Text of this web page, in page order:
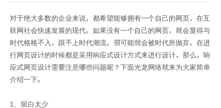
对于绝大多数的企业来说，都希望能够拥有一个自己的网页，在互
联网社会快速发展的现代，如果没有一个自己的网页，就会显得与
时代格格不入，跟不上时代潮流，很可能就会被时代所抛弃，在进
行网页设计的时候都是采用响应式设计方式来进行设计，那么，响
应式网页设计需要注意哪些问题呢？下面光龙网络就来为大家简单
介绍一下。
1、留白太少